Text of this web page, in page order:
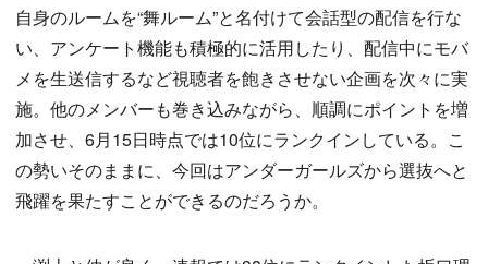
自身のルームを“舞ルーム”と名付けて会話型の配信を行な
い、アンケート機能も積極的に活用したり、配信中にモバ
メを生送信するなど視聴者を飽きさせない企画を次々に実
施。他のメンバーも巻き込みながら、順調にポイントを増
加させ、6月15日時点では10位にランクインしている。こ
の勢いそのままに、今回はアンダーガールズから選抜へと
飛躍を果たすことができるのだろうか。